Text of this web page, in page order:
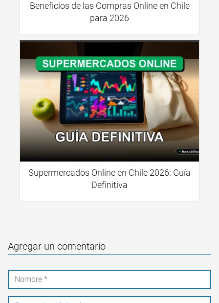
Beneficios de las Compras Online en Chile
para 2026
Supermercados Online en Chile 2026: Guía
Definitiva
Agregar un comentario